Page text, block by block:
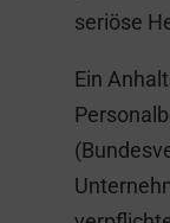
seriöse
Ein